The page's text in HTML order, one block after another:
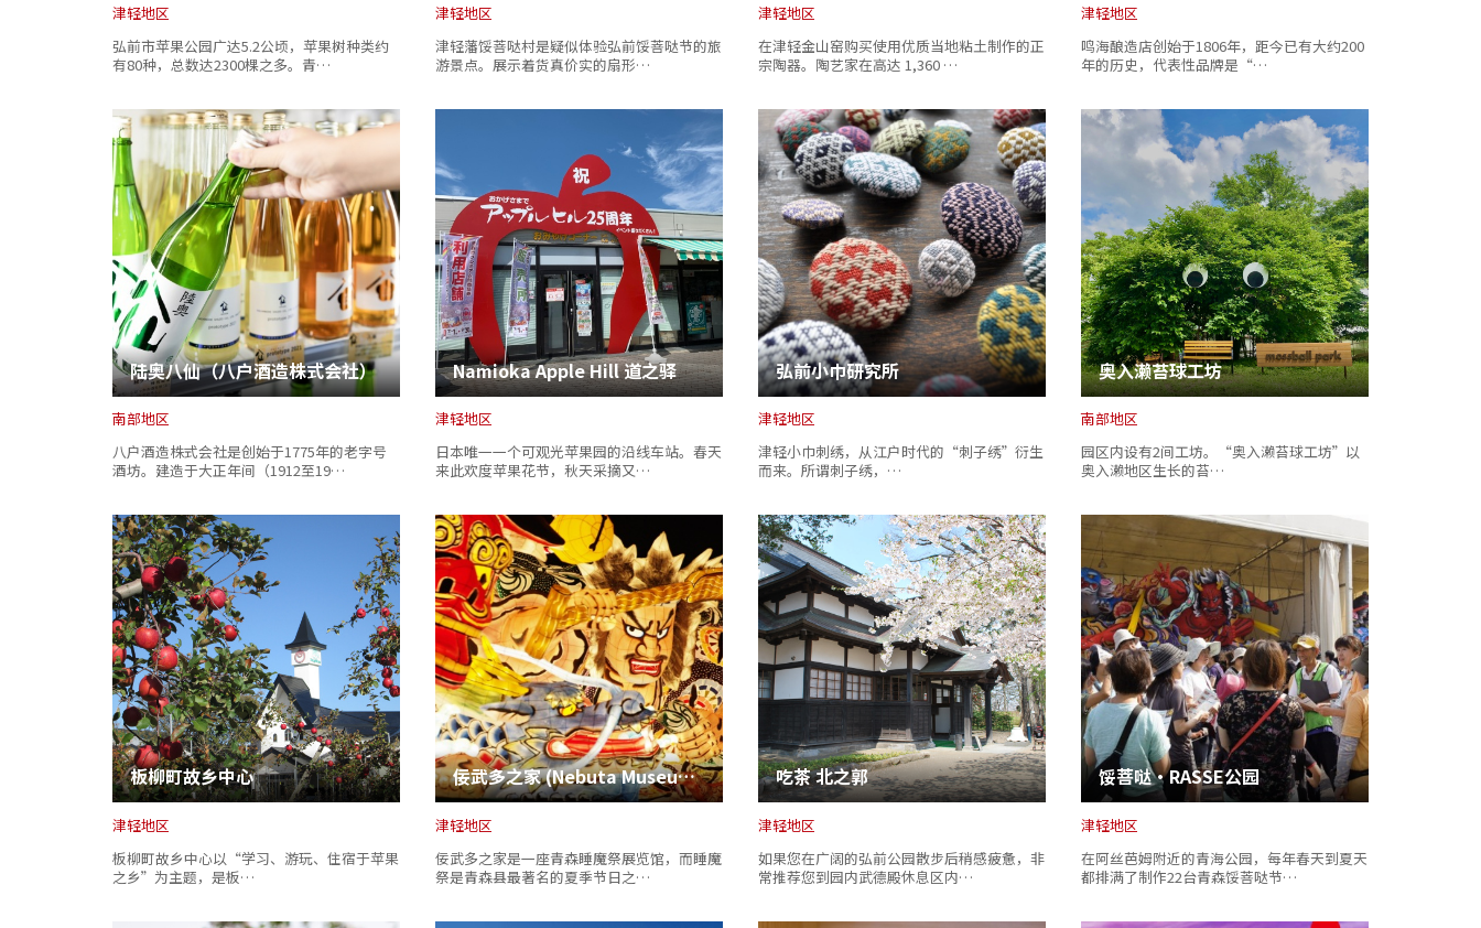
津轻地区
弘前市苹果公园广达5.2公顷，苹果树种类约
有80种，总数达2300棵之多。青…
津轻地区
津轻藩馁菩哒村是疑似体验弘前馁菩哒节的旅
游景点。展示着货真价实的扇形…
津轻地区
在津轻金山窑购买使用优质当地粘土制作的正
宗陶器。陶艺家在高达 1,360 …
津轻地区
鸣海酿造店创始于1806年，距今已有大约200
年的历史，代表性品牌是“…
陆奥八仙（八户酒造株式会社）
南部地区
八户酒造株式会社是创始于1775年的老字号
酒坊。建造于大正年间（1912至19…
Namioka Apple Hill 道之驿
津轻地区
日本唯一一个可观光苹果园的沿线车站。春天
来此欢度苹果花节，秋天采摘又…
弘前小巾研究所
津轻地区
津轻小巾刺绣，从江户时代的“刺子绣”衍生
而来。所谓刺子绣，…
奥入濑苔球工坊
南部地区
园区内设有2间工坊。“奥入濑苔球工坊”以
奥入濑地区生长的苔…
板柳町故乡中心
津轻地区
板柳町故乡中心以“学习、游玩、住宿于苹果
之乡”为主题，是板…
佞武多之家 (Nebuta Museum Wa Rasse)
津轻地区
佞武多之家是一座青森睡魔祭展览馆，而睡魔
祭是青森县最著名的夏季节日之…
吃茶 北之郭
津轻地区
如果您在广阔的弘前公园散步后稍感疲惫，非
常推荐您到园内武德殿休息区内…
馁菩哒・RASSE公园
津轻地区
在阿丝芭姆附近的青海公园，每年春天到夏天
都排满了制作22台青森馁菩哒节…